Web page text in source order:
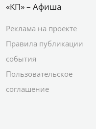
«КП» – Афиша
Реклама на проекте
Правила публикации
события
Пользовательское
соглашение